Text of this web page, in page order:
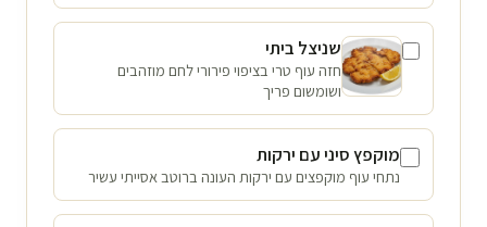
שניצל ביתי
חזה עוף טרי בציפוי פירורי לחם מוזהבים
ושומשום פריך
מוקפץ סיני עם ירקות
נתחי עוף מוקפצים עם ירקות העונה ברוטב אסייתי עשיר